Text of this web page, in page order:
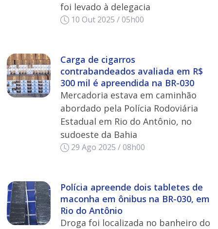
foi levado à delegacia
10 Out 2025 / 05h00
Carga de cigarros
contrabandeados avaliada em R$
300 mil é apreendida na BR-030
Mercadoria estava em caminhão
abordado pela Polícia Rodoviária
Estadual em Rio do Antônio, no
sudoeste da Bahia
29 Ago 2025 / 08h00
Polícia apreende dois tabletes de
maconha em ônibus na BR-030, em
Rio do Antônio
Droga foi localizada no banheiro do